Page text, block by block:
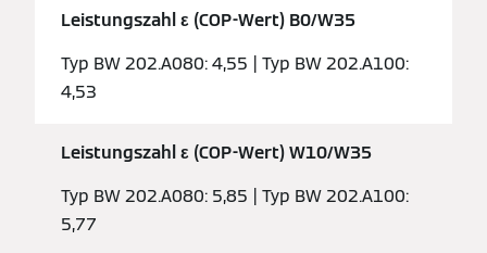
Leistungszahl ε (COP-Wert) B0/W35
Typ BW 202.A080: 4,55 | Typ BW 202.A100:
4,53
Leistungszahl ε (COP-Wert) W10/W35
Typ BW 202.A080: 5,85 | Typ BW 202.A100:
5,77